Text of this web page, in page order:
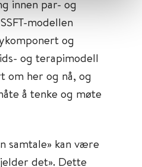
innen par- og
modellen
og
og terapimodell
om her og nå, og
å tenke og møte
samtale» kan være
det». Dette